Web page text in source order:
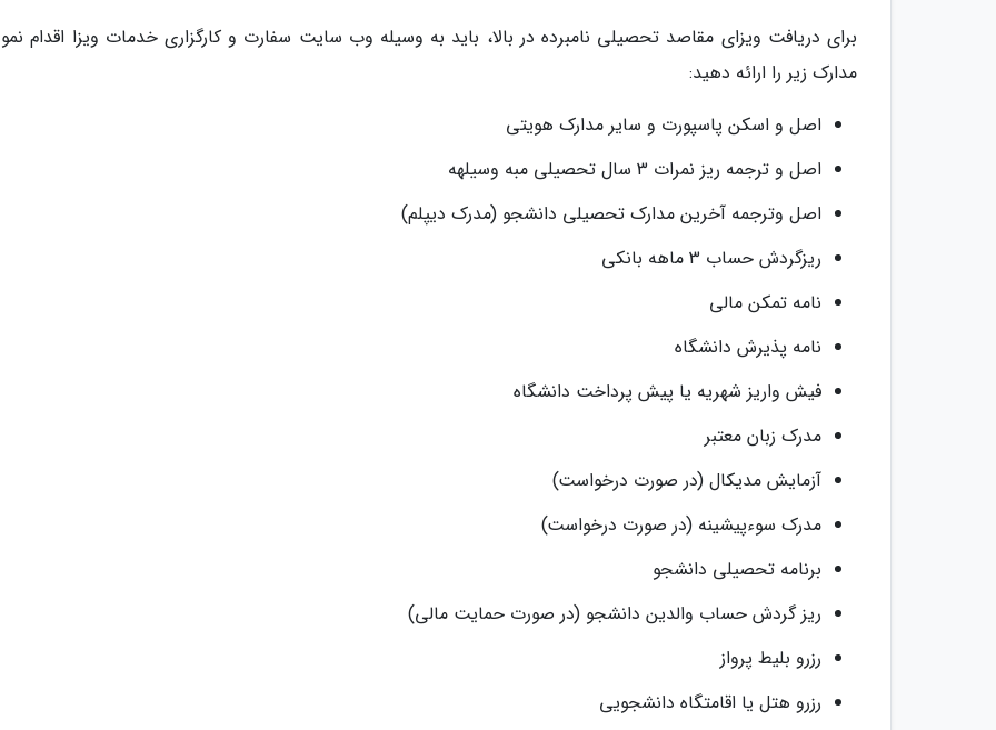
برای دریافت ویزای مقاصد تحصیلی نامبرده در بالا، باید به وسیله وب سایت سفارت و کارگزاری خدمات ویزا اقدام
مدارک زیر را ارائه دهید:
اصل و اسکن پاسپورت و سایر مدارک هویتی
اصل و ترجمه ریز نمرات 3 سال تحصیلی مبه وسیلهه
اصل وترجمه آخرین مدارک تحصیلی دانشجو (مدرک دیپلم)
ریزگردش حساب 3 ماهه بانکی
نامه تمکن مالی
نامه پذیرش دانشگاه
فیش واریز شهریه یا پیش پرداخت دانشگاه
مدرک زبان معتبر
آزمایش مدیکال (در صورت درخواست)
مدرک سوءپیشینه (در صورت درخواست)
برنامه تحصیلی دانشجو
ریز گردش حساب والدین دانشجو (در صورت حمایت مالی)
رزرو بلیط پرواز
رزرو هتل یا اقامتگاه دانشجویی